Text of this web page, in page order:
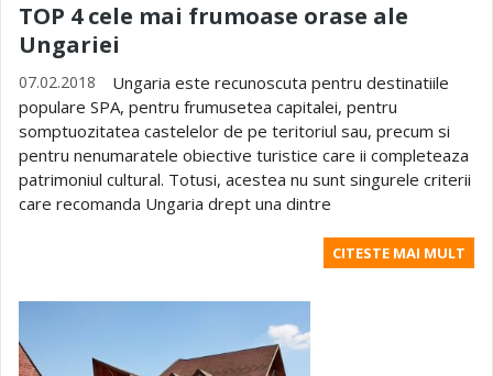
TOP 4 cele mai frumoase orase ale
Ungariei
07.02.2018
Ungaria este recunoscuta pentru destinatiile
populare SPA, pentru frumusetea capitalei, pentru
somptuozitatea castelelor de pe teritoriul sau, precum si
pentru nenumaratele obiective turistice care ii completeaza
patrimoniul cultural. Totusi, acestea nu sunt singurele criterii
care recomanda Ungaria drept una dintre
CITESTE MAI MULT